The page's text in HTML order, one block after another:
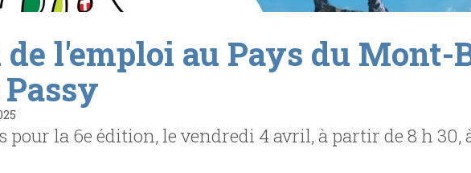
de l'emploi au Pays du Mont-
pour la 6e édition, le vendredi 4 avril, à partir de 8 h 30,